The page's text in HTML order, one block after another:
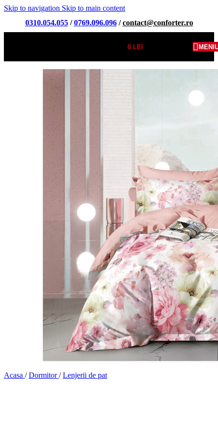
Skip to navigation Skip to main content
0310.054.055/0769.096.096/contact@conforter.ro
0LEI
Acasa / Dormitor/ Lenjerii de pat